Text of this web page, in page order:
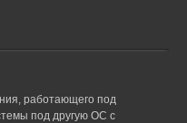
работающего под
под другую ОС с